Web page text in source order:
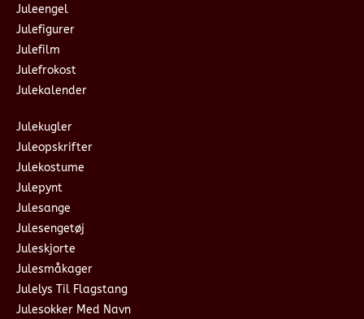
Juleengel
Julefigurer
Julefilm
Julefrokost
Julekalender
Julekugler
Juleopskrifter
Julekostume
Julepynt
Julesange
Julesengetøj
Juleskjorte
Julesmåkager
Julelys Til Flagstang
Julesokker Med Navn